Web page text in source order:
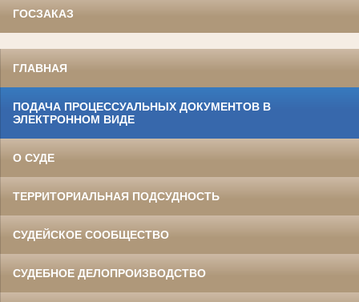
ГОСЗАКАЗ
ГЛАВНАЯ
ПОДАЧА ПРОЦЕССУАЛЬНЫХ ДОКУМЕНТОВ В
ЭЛЕКТРОННОМ ВИДЕ
О СУДЕ
ТЕРРИТОРИАЛЬНАЯ ПОДСУДНОСТЬ
СУДЕЙСКОЕ СООБЩЕСТВО
СУДЕБНОЕ ДЕЛОПРОИЗВОДСТВО